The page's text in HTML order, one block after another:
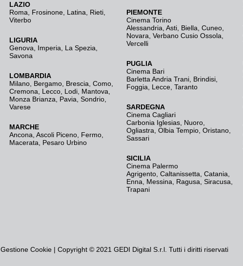
LAZIO
Roma
Frosinone Latina Rieti
Viterbo
LIGURIA
Genova
Imperia La Spezia
Savona
LOMBARDIA
Milano Bergamo Brescia, Como
Cremona
Lecco Lodi Mantova
Monza Brianza
Pavia Sondrio
Varese
MARCHE
Ancona Ascoli Piceno Fermo
Macerata
Pesaro Urbino
PIEMONTE
Cinema Torino
Alessandria Asti Biella Cuneo
Novara Verbano Cusio Ossola
Vercelli
PUGLIA
Cinema Bari
Barletta Andria Trani Brindisi
Foggia
Lecce Taranto
SARDEGNA
Cinema Cagliari
Carbonia Iglesias Nuoro
Ogliastra Olbia Tempio Oristano
Sassari
SICILIA
Cinema Palermo
Agrigento Caltanissetta Catania
Enna
Messina Ragusa Siracusa
Trapani
Gestione Cookie | Copyright © 2021 GEDI Digital S.r.l. Tutti i diritti riservati